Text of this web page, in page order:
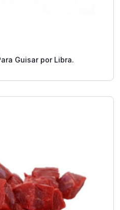
Guisar por Libra.